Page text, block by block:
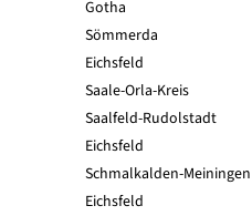
Gotha
Sömmerda
Eichsfeld
Saale-Orla-Kreis
Saalfeld-Rudolstadt
Eichsfeld
Schmalkalden-Meiningen
Eichsfeld